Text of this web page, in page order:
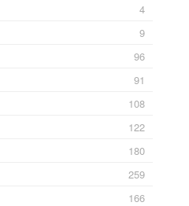
4
9
96
91
108
122
180
259
166